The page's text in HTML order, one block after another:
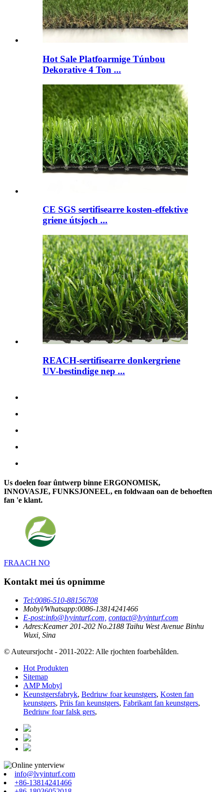
Hot Sale Platfoarmige Túnbou
Dekorative 4 Ton ...
CE SGS sertifisearre kosten-effektive
griene útsjoch ...
REACH-sertifisearre donkergriene
UV-bestindige nep ...
Us doelen foar ûntwerp binne ERGONOMISK,
INNOVASJE, FUNKSJONEEL, en foldwaan oan de behoeften
fan 'e klant.
FRAACH NO
Kontakt mei ús opnimme
Tel:0086-510-88156708
Mobyl/Whatsapp:0086-13814241466
E-post:info@lvyinturf.com, contact@lvyinturf.com
Adres:Keamer 201-202 No.2188 Taihu West Avenue Binhu
Wuxi, Sina
© Auteursrjocht - 2011-2022: Alle rjochten foarbehâlden.
Hot Produkten
Sitemap
AMP Mobyl
Keunstgersfabryk, Bedriuw foar keunstgers, Kosten fan
keunstgers, Priis fan keunstgers, Fabrikant fan keunstgers,
Bedriuw foar falsk gers,
info@lvyinturf.com
+86-13814241466